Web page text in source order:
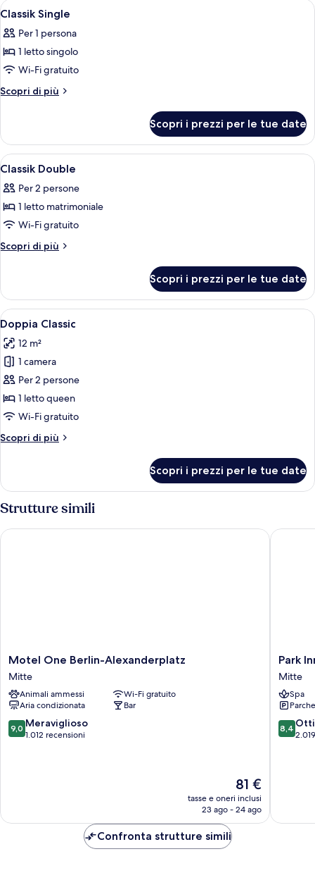
Apri
tutte
le
foto
per
Classik
Biancheria da letto ipoallergenica,
9
Classik Single
Per 1 persona
1 letto singolo
Wi-Fi gratuito
Scopri di più
Altri
Single
Scopri i prezzi per le tue date
Apri
tutte
le
foto
per
Classik
Biancheria da letto ipoallergenica,
9
Classik Double
Per 2 persone
1 letto matrimoniale
Wi-Fi gratuito
Scopri di più
Altri
Double
Scopri i prezzi per le tue date
Apri
tutte
le
foto
per
Doppia
Classic
Una camera d'albergo con un letto,
7
Doppia Classic
12 m²
1 camera
Per 2 persone
1 letto queen
Wi-Fi gratuito
Scopri di più
Altri
Classic
Scopri i prezzi per le tue date
Strutture simili
Motel
One
Berlin-
Alexanderplatz
Mitte
Motel One Berlin-Alexanderplatz
Mitte
Animali ammessi
Wi-Fi gratuito
Aria condizionata
Bar
9.0
su
9,0 Meraviglioso
1.012 recensioni
Il
prezzo
attuale
81 €
tasse e oneri inclusi
23 ago - 24 ago
Motel One Berlin-Alexanderplatz
Park
Inn
by
Berlin
Mitte
Park
Mitte
Spa
8.4
su
8,4
Park
Confronta strutture simili